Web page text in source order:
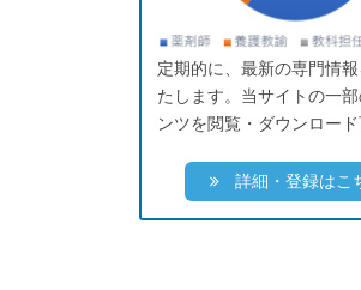
定期的に、最新の専門情
たします。当サイトの一
ンツを閲覧・ダウンロー
詳細・登録はこ